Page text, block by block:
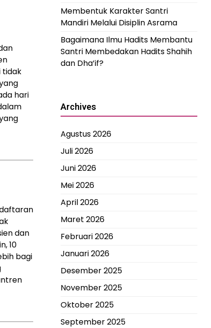
tidak
hari
dan
10
bagi
Membentuk Karakter Santri
Mandiri Melalui Disiplin Asrama
Bagaimana Ilmu Hadits Membantu
Santri Membedakan Hadits Shahih
dan Dha’if?
Archives
Agustus 2026
Juli 2026
Juni 2026
Mei 2026
April 2026
Maret 2026
Februari 2026
Januari 2026
Desember 2025
November 2025
Oktober 2025
September 2025